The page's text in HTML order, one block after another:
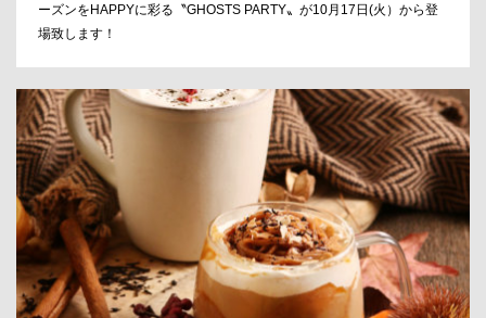
ーズンをHAPPYに彩る〝GHOSTS PARTY〟が10月17日(火）から登
場致します！